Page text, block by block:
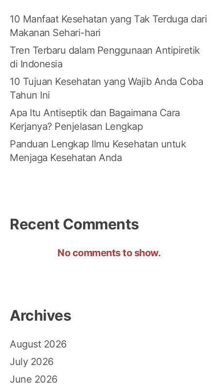
10 Manfaat Kesehatan yang Tak Terduga dari
Makanan Sehari-hari
Tren Terbaru dalam Penggunaan Antipiretik
di Indonesia
10 Tujuan Kesehatan yang Wajib Anda Coba
Tahun Ini
Apa Itu Antiseptik dan Bagaimana Cara
Kerjanya? Penjelasan Lengkap
Panduan Lengkap Ilmu Kesehatan untuk
Menjaga Kesehatan Anda
Recent Comments
No comments to show.
Archives
August 2026
July 2026
June 2026